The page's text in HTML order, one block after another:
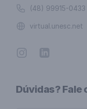
Telefone(48) 99915-0433
Websitevirtual.unesc.net
InstagramLinkedin
Dúvidas? Fale